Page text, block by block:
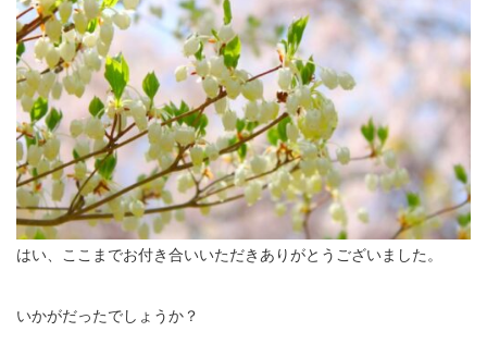
はい、ここまでお付き合いいただきありがとうございました。
いかがだったでしょうか？